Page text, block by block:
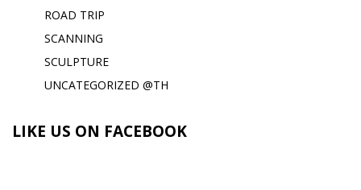
ROAD TRIP
SCANNING
SCULPTURE
UNCATEGORIZED @TH
LIKE US ON FACEBOOK